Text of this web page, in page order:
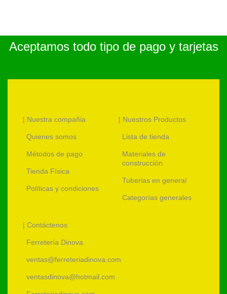
Aceptamos todo tipo de pago y tarjetas
| Nuestra compañia
Quienes somos
Métodos de pago
Tienda Física
Políticas y condiciones
| Nuestros Productos
Lista de tienda
Materiales de
construcción
Tuberias en general
Categorías generales
| Contáctenos
Ferretería Dinova
ventas@ferreteriadinova.com
ventasdinova@hotmail.com